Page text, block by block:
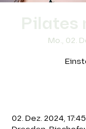
Pilates
Mo., 02.
02. Dez. 2024,